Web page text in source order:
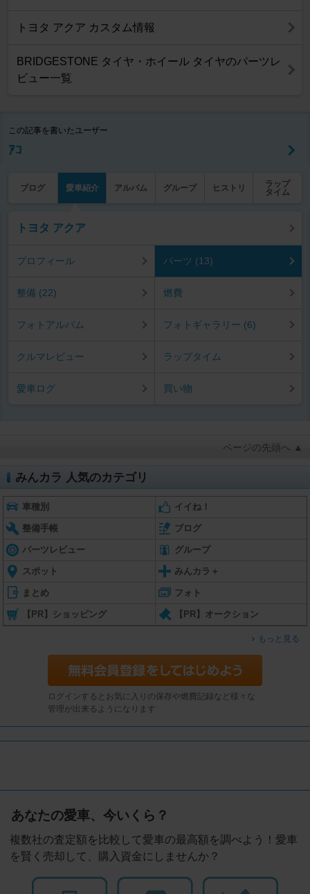
トヨタ アクア カスタム情報
BRIDGESTONE タイヤ・ホイール タイヤのパーツレ
ビュー一覧
この記事を書いたユーザー
ｱｺ
ブログ 愛車紹介 アルバム グループ ヒストリ
ラップ
タイム
トヨタ アクア
プロフィール パーツ (13)
整備 (22) 燃費
フォトアルバム フォトギャラリー (6)
クルマレビュー ラップタイム
愛車ログ 買い物
ページの先頭へ ▲
みんカラ 人気のカテゴリ
車種別 イイね！
整備手帳 ブログ
パーツレビュー グループ
スポット みんカラ＋
まとめ フォト
【PR】ショッピング 【PR】オークション
もっと見る
ログインするとお気に入りの保存や燃費記録など様々な
管理が出来るようになります
あなたの愛車、今いくら？
複数社の査定額を比較して愛車の最高額を調べよう！愛車
を賢く売却して、購入資金にしませんか？